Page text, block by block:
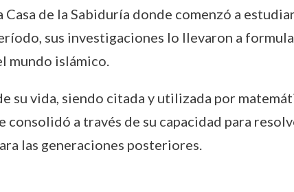
de la Sabiduría donde comenzó a
sus investigaciones lo llevaron a
mundo islámico.
su vida, siendo citada y utilizada por
consolidó a través de su capacidad para
las generaciones posteriores.